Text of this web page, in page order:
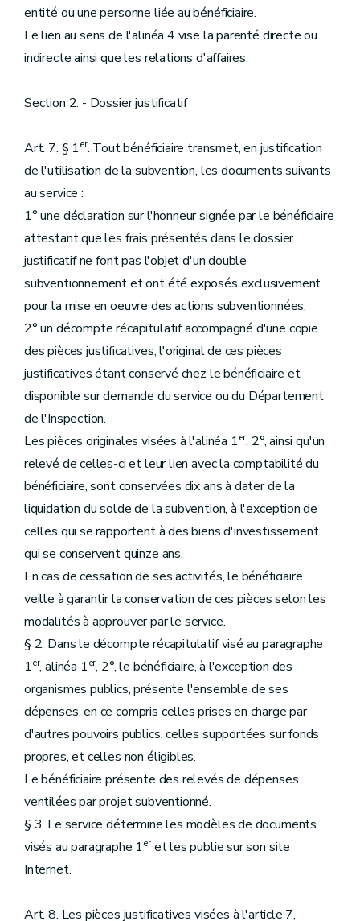
entité ou une personne liée au bénéficiaire.
Le lien au sens de l'alinéa 4 vise la parenté directe ou
indirecte ainsi que les relations d'affaires.
Section 2. - Dossier justificatif
Art. 7. § 1er. Tout bénéficiaire transmet, en justification
de l'utilisation de la subvention, les documents suivants
au service :
1° une déclaration sur l'honneur signée par le bénéficiaire
attestant que les frais présentés dans le dossier
justificatif ne font pas l'objet d'un double
subventionnement et ont été exposés exclusivement
pour la mise en oeuvre des actions subventionnées;
2° un décompte récapitulatif accompagné d'une copie
des pièces justificatives, l'original de ces pièces
justificatives étant conservé chez le bénéficiaire et
disponible sur demande du service ou du Département
de l'Inspection.
Les pièces originales visées à l'alinéa 1er, 2°, ainsi qu'un
relevé de celles-ci et leur lien avec la comptabilité du
bénéficiaire, sont conservées dix ans à dater de la
liquidation du solde de la subvention, à l'exception de
celles qui se rapportent à des biens d'investissement
qui se conservent quinze ans.
En cas de cessation de ses activités, le bénéficiaire
veille à garantir la conservation de ces pièces selon les
modalités à approuver par le service.
§ 2. Dans le décompte récapitulatif visé au paragraphe
1er, alinéa 1er, 2°, le bénéficiaire, à l'exception des
organismes publics, présente l'ensemble de ses
dépenses, en ce compris celles prises en charge par
d'autres pouvoirs publics, celles supportées sur fonds
propres, et celles non éligibles.
Le bénéficiaire présente des relevés de dépenses
ventilées par projet subventionné.
§ 3. Le service détermine les modèles de documents
visés au paragraphe 1eret les publie sur son site
Internet.
Art. 8. Les pièces justificatives visées à l'article 7,